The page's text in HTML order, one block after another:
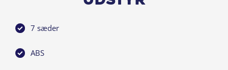
7 sæder
ABS